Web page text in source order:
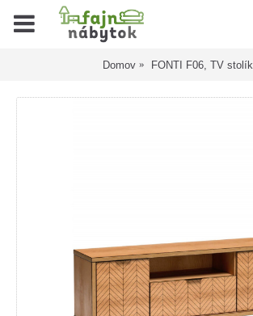
Domov FONTI F06, TV stolík